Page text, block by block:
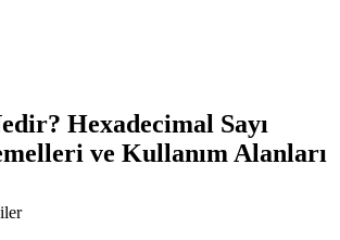
Hexadecimal Sayı
ve Kullanım Alanları